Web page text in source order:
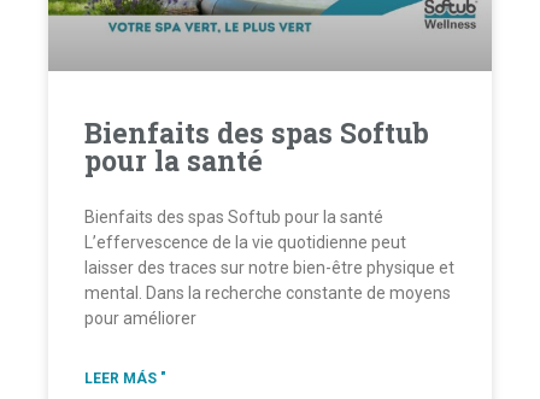
Bienfaits des spas Softub
pour la santé
Bienfaits des spas Softub pour la santé
L’effervescence de la vie quotidienne peut
laisser des traces sur notre bien-être physique et
mental. Dans la recherche constante de moyens
pour améliorer
LEER MÁS "